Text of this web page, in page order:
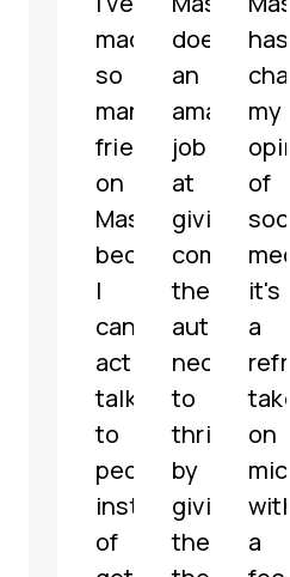
made
so
many
friends
on
Mastodon
because
I
can
actually
talk
to
people
instead
of
does
an
amazing
job
at
giving
the
autonomy
necessary
to
thrive
by
giving
them
has
my
of
it's
a
take
on
with
a